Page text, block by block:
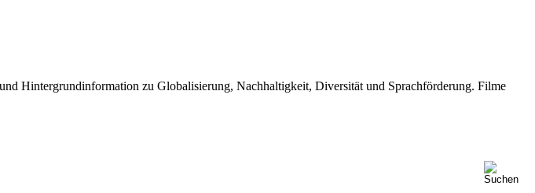
Hintergrundinformation zu Globalisierung, Nachhaltigkeit, Diversität und Sprachförderung. Filme